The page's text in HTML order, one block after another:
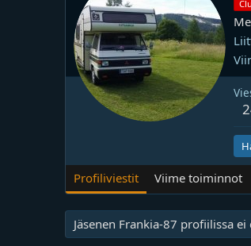
Profiliviestit Viime toiminnot
Jäsenen Frankia-87 profiilissa ei